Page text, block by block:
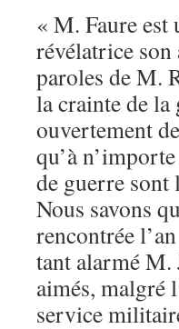
« M. Faure est
révélatrice
paroles de M.
la crainte de la
ouvertement
qu’à
de guerre sont
Nous savons
rencontrée
tant alarmé M.
aimés, malgré
service